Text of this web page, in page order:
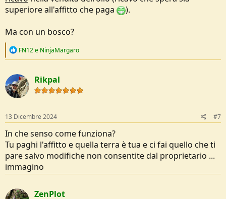
superiore all'affitto che paga
).
Ma con un bosco?
R
c
t
i
o
s
:
FN12e NinjaMargaro
Rikpal
13 Dicembre 2024 #7
In che senso come funziona?
Tu paghi l'affitto e quella terra è tua e ci fai quello che ti
pare salvo modifiche non consentite dal proprietario ...
immagino
ZenPlot